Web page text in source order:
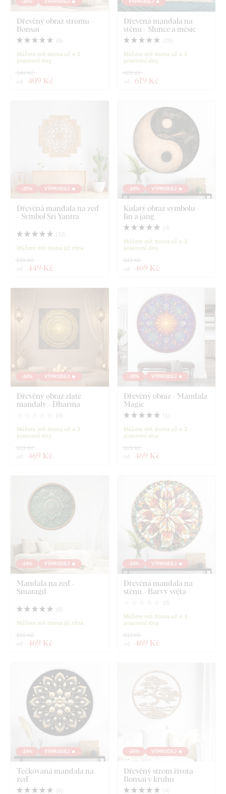
-26% VÝPRODEJ 🔥
Dřevěný obraz stromu -
Bonsai
( 6 )
Můžete mít doma už o 2
pracovní dny
od 409 Kč
549 Kč
VÝPRODEJ 🔥
Dřevěná mandala na
stěnu - Slunce a měsíc
( 29)
Můžete mít doma už o 2
pracovní dny
od 619 Kč
829 Kč
-25% VÝPRODEJ 🔥
Dřevěná mandala na zeď
- Symbol Sri Yantra
( 12)
Můžete mít doma již zítra
od 449 Kč
599 Kč
-24% VÝPRODEJ 🔥
Kulatý obraz symbolu -
Jin a jang
( 4)
Můžete mít doma už o 3
pracovní dny
od 469 Kč
619 Kč
-24% VÝPRODEJ 🔥
Dřevěný obraz zlaté
mandaly - Dharma
( 0)
Můžete mít doma už o 3
pracovní dny
od 469 Kč
619 Kč
-24% VÝPRODEJ 🔥
Dřevěný obraz - Mandala
Magic
( 1 )
Můžete mít doma už o 3
pracovní dny
od 469 Kč
619 Kč
-24% VÝPRODEJ 🔥
Mandala na zeď -
Smaragd
( 6 )
Můžete mít doma již zítra
od 469 Kč
619 Kč
-24% VÝPRODEJ 🔥
Dřevěná mandala na
stěnu - Barvy světa
( 0)
Můžete mít doma už o 3
pracovní dny
od 469 Kč
619 Kč
-24% VÝPRODEJ 🔥
Tečkovaná mandala na
zeď
( 6 )
-26% VÝPRODEJ 🔥
Dřevěný strom života -
Bonsai v kruhu
( 4)